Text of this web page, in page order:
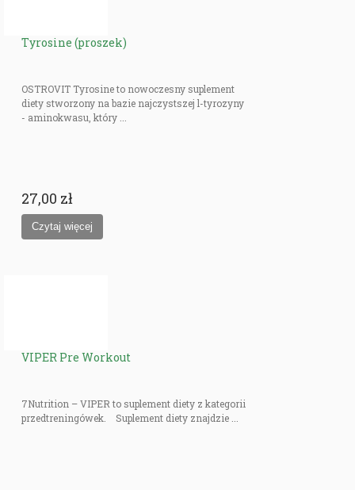
Tyrosine (proszek)
OSTROVIT Tyrosine to nowoczesny suplement
diety stworzony na bazie najczystszej l-tyrozyny
- aminokwasu, który ...
27,00 zł
VIPER Pre Workout
7Nutrition – VIPER to suplement diety z kategorii
przedtreningówek. Suplement diety znajdzie ...